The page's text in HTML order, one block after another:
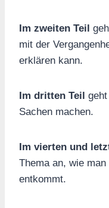
Im zweiten Teil
mit der
erklären kann.
Im dritten Teil
Sachen machen.
Im vierten und
Thema an, wie
entkommt.